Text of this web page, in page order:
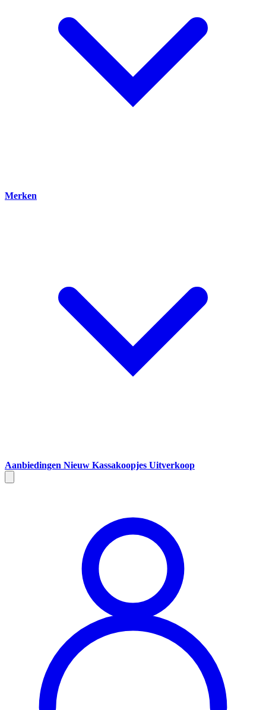
Merken
Aanbiedingen Nieuw Kassakoopjes Uitverkoop